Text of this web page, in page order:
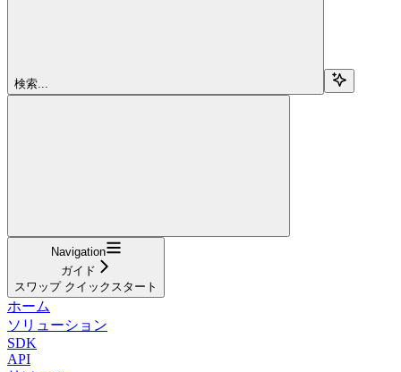
検索...
Navigation
ガイド
スワップ クイックスタート
ホーム
ソリューション
SDK
API